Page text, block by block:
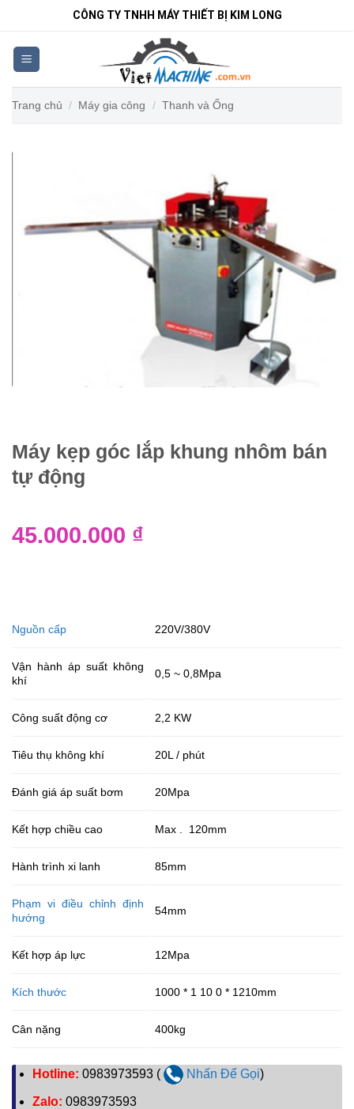
nội
dung
CÔNG TY TNHH MÁY THIẾT BỊ KIM LONG
Trang chủ / Máy gia công / Thanh và Ống
Máy kẹp góc lắp khung nhôm bán
tự động
45.000.000 ₫
Nguồn cấp 220V/380V
Vận hành áp suất không
khí
0,5 ~ 0,8Mpa
Công suất động cơ 2,2 KW
Tiêu thụ không khí 20L / phút
Đánh giá áp suất bơm 20Mpa
Kết hợp chiều cao Max . 120mm
Hành trình xi lanh 85mm
Phạm vi điều chỉnh định
hướng
54mm
Kết hợp áp lực 12Mpa
Kích thước 1000 * 1 10 0 * 1210mm
Cân nặng 400kg
Hotline: 0983973593 ( Nhấn Để Gọi)
Zalo: 0983973593